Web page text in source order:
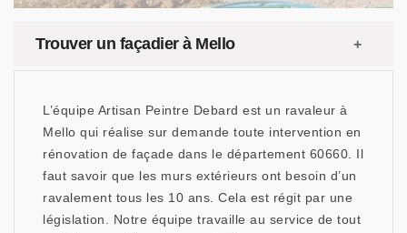
Trouver un façadier à Mello
L’équipe Artisan Peintre Debard est un ravaleur à
Mello qui réalise sur demande toute intervention en
rénovation de façade dans le département 60660. Il
faut savoir que les murs extérieurs ont besoin d’un
ravalement tous les 10 ans. Cela est régit par une
législation. Notre équipe travaille au service de tout